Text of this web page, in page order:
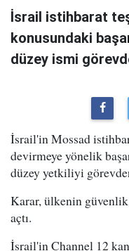
İsrail istihbarat
konusundaki
düzey ismi
İsrail'in Mossad
devirmeye yönelik
düzey yetkiliyi
Karar, ülkenin
açtı.
İsrail'in Channel 12